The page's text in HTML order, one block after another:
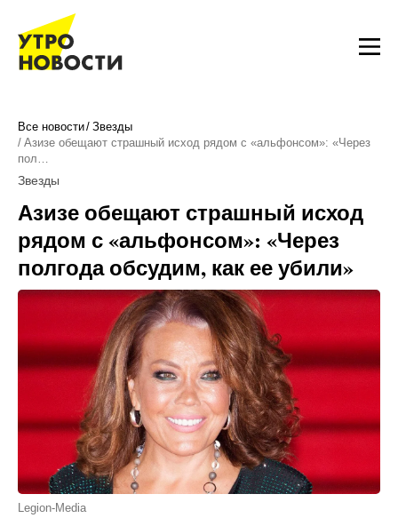
Все новости Звезды
Азизе обещают страшный исход рядом с «альфонсом»: «Через
пол…
Звезды
Азизе обещают страшный исход
рядом с «альфонсом»: «Через
полгода обсудим, как ее убили»
Legion-Media